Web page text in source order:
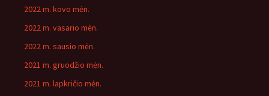
2022 m. kovo mėn.
2022 m. vasario mėn.
2022 m. sausio mėn.
2021 m. gruodžio mėn.
2021 m. lapkričio mėn.